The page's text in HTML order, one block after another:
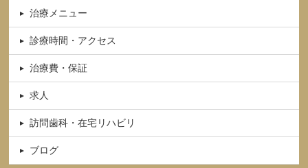
治療メニュー
診療時間・アクセス
治療費・保証
求人
訪問歯科・在宅リハビリ
ブログ